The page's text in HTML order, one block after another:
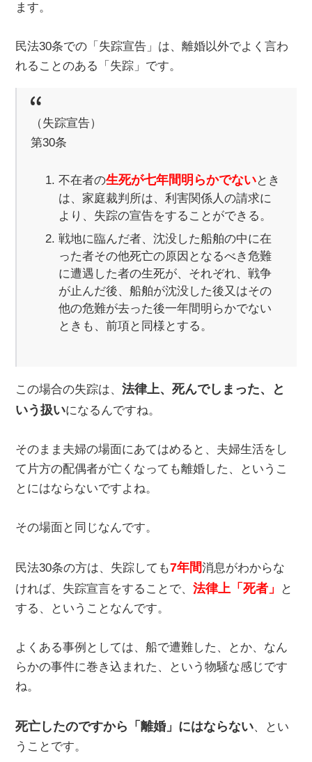
ます。
民法30条での「失踪宣告」は、離婚以外でよく言わ
れることのある「失踪」です。
（失踪宣告）
第30条
不在者の生死が七年間明らかでないとき
は、家庭裁判所は、利害関係人の請求に
より、失踪の宣告をすることができる。
戦地に臨んだ者、沈没した船舶の中に在
った者その他死亡の原因となるべき危難
に遭遇した者の生死が、それぞれ、戦争
が止んだ後、船舶が沈没した後又はその
他の危難が去った後一年間明らかでない
ときも、前項と同様とする。
この場合の失踪は、法律上、死んでしまった、と
いう扱いになるんですね。
そのまま夫婦の場面にあてはめると、夫婦生活をし
て片方の配偶者が亡くなっても離婚した、というこ
とにはならないですよね。
その場面と同じなんです。
民法30条の方は、失踪しても7年間消息がわからな
ければ、失踪宣言をすることで、法律上「死者」
と
する、ということなんです。
よくある事例としては、船で遭難した、とか、なん
らかの事件に巻き込まれた、という物騒な感じです
ね。
死亡したのですから「離婚」にはならない、とい
うことです。